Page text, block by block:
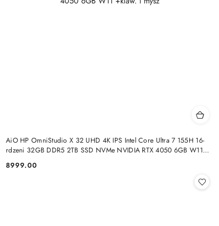
AiO HP OmniStudio X 32 UHD 4K IPS Intel Core Ultra 7 155H 16-
rdzeni 32GB DDR5 2TB SSD NVMe NVIDIA RTX 4050 6GB W11
Cena:
8999.00